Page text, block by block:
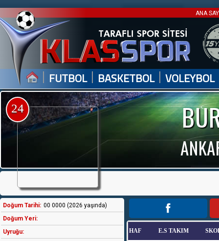
ANA
| FUTBOL | BASKETBOL | VOLEYBOL
24
Doğum Tarihi: 00 0000 (2026 yaşında)
Doğum Yeri:
Uyruğu:
HAF E.S TAKIM